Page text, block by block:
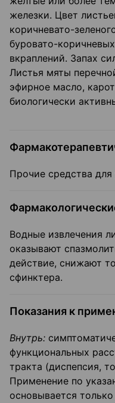
железки. Цвет
коричневато-
буровато-
вкраплений. Запах
Листья мяты
эфирное масло,
биологически
Прочие средства
Водные извлечения
оказывают
действие, снижают
сфинктера.
Показания к
Внутрь:
функциональных
тракта (диспепсия,
Применение по
основывается